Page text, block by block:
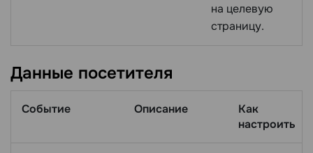
на целевую
страницу.
Данные посетителя
Событие Описание
Как
настроить